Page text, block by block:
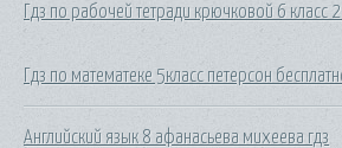
Гдз по рабочей тетради крючковой 6 класс
Гдз по математеке 5класс петерсон
Английский язык 8 афанасьева михеева гдз